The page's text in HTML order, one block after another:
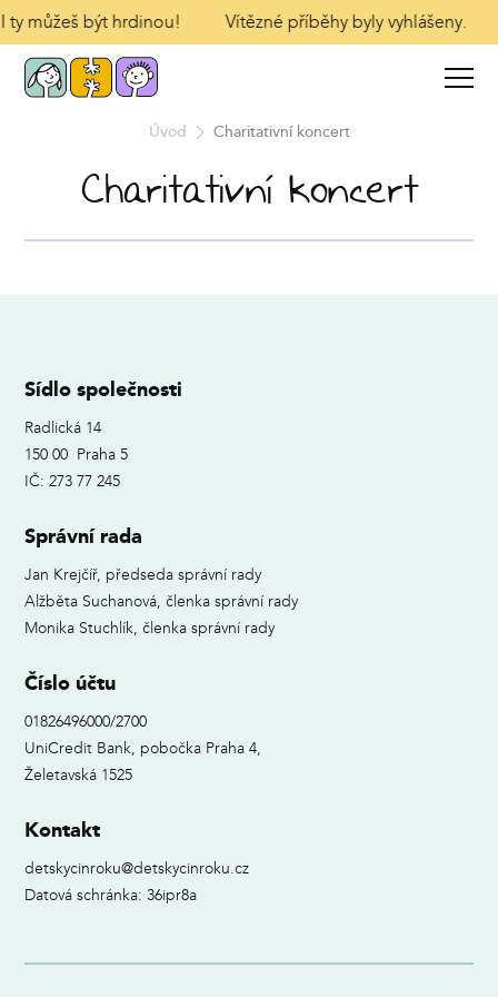
ty můžeš být hrdinou! Vítězné příběhy byly vyhlášeny.
Úvod Charitativní koncert
Charitativní koncert
Sídlo společnosti
Radlická 14
150 00 Praha 5
IČ: 273 77 245
Správní rada
Jan Krejčíř, předseda správní rady
Alžběta Suchanová, členka správní rady
Monika Stuchlík, členka správní rady
Číslo účtu
01826496000/2700
UniCredit Bank, pobočka Praha 4,
Želetavská 1525
Kontakt
detskycinroku@detskycinroku.cz
Datová schránka: 36ipr8a